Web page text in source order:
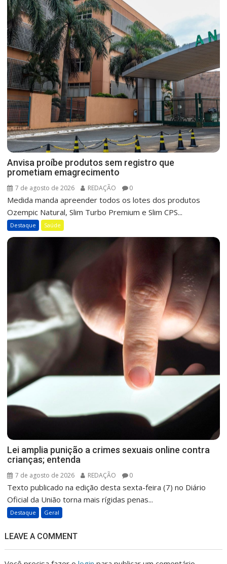
Anvisa proíbe produtos sem registro que
prometiam emagrecimento
7 de agosto de 2026 REDAÇÃO 0
Medida manda apreender todos os lotes dos produtos
Ozempic Natural, Slim Turbo Premium e Slim CPS...
Destaque Saúde
Lei amplia punição a crimes sexuais online contra
crianças; entenda
7 de agosto de 2026 REDAÇÃO 0
Texto publicado na edição desta sexta-feira (7) no Diário
Oficial da União torna mais rígidas penas...
Destaque Geral
LEAVE A COMMENT